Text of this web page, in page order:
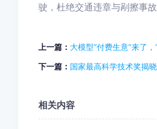
驶，杜绝交通违章与剐擦事故
上一篇： 大模型“付费生意”来了
下一篇： 国家最高科学技术奖揭晓
相关内容